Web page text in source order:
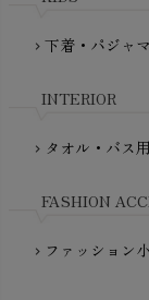
PRISTINE（プリ
fromF（フロムエ
My Little Cozmo
NewNative（ニ
chevron_right 下着・パジャマ
INTERIOR
chevron_right タオル・バス
FASHION
chevron_right ファッション